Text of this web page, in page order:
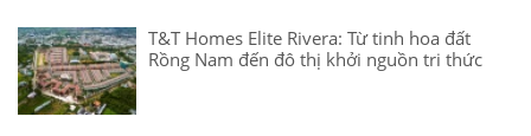
T&T Homes Elite Rivera: Từ tinh hoa đất
Rồng Nam đến đô thị khởi nguồn tri thức